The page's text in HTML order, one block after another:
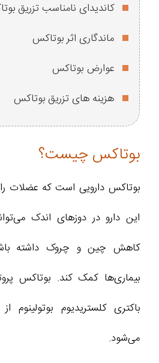
کاندیدای نامناسب تزریق
ماندگاری اثر بوتاکس
عوارض بوتاکس
هزینه های تزریق بوتاکس
بوتاکس چیست؟
بوتاکس دارویی است که عضلات
این دارو در دوزهای اندک
کاهش چین و چروک داشته
بیماری‌ها کمک کند. بوتاکس
باکتری کلستریدیوم بوتولینوم
می‌شود.